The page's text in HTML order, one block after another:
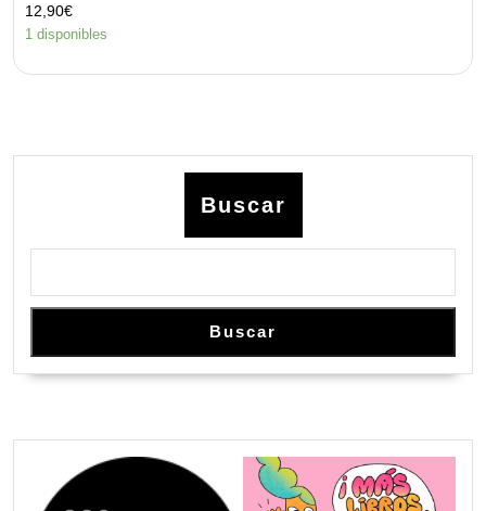
12,90€
1 disponibles
Buscar
Buscar